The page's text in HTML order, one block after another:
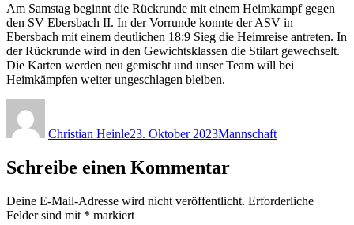
Am Samstag beginnt die Rückrunde mit einem Heimkampf gegen
den SV Ebersbach II. In der Vorrunde konnte der ASV in
Ebersbach mit einem deutlichen 18:9 Sieg die Heimreise antreten. In
der Rückrunde wird in den Gewichtsklassen die Stilart gewechselt.
Die Karten werden neu gemischt und unser Team will bei
Heimkämpfen weiter ungeschlagen bleiben.
Christian Heinle23. Oktober 2023Mannschaft
Schreibe einen Kommentar
Deine E-Mail-Adresse wird nicht veröffentlicht. Erforderliche
Felder sind mit * markiert